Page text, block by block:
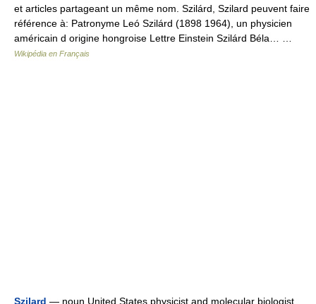
et articles partageant un même nom. Szilárd, Szilard peuvent faire
référence à: Patronyme Leó Szilárd (1898 1964), un physicien
américain d origine hongroise Lettre Einstein Szilárd Béla… …
Wikipédia en Français
Szilard — noun United States physicist and molecular biologist